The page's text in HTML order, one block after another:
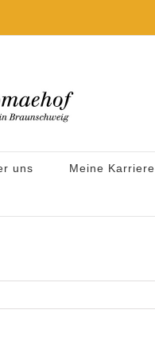
uns Meine Karriere